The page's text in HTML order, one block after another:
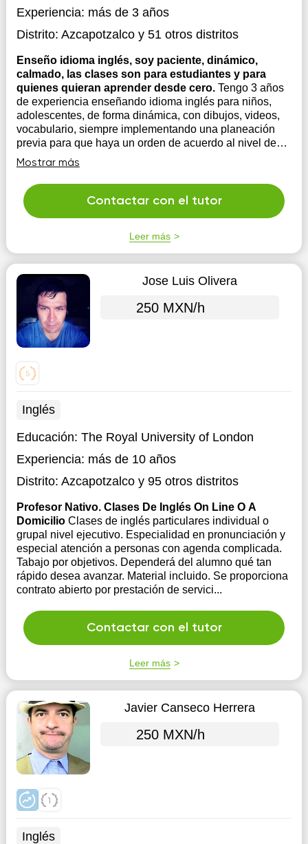
Experiencia: más de 3 años
Distrito: Azcapotzalcoy 51 otros distritos
Enseño idioma inglés, soy paciente, dinámico,
calmado, las clases son para estudiantes y para
quienes quieran aprender desde cero. Tengo 3 años
de experiencia enseñando idioma inglés para niños,
adolescentes, de forma dinámica, con dibujos, videos,
vocabulario, siempre implementando una planeación
previa para que haya un orden de acuerdo al nivel de
cada estudiante.
Mostrar más
Contactar con el tutor
Leer más
Jose Luis Olivera
250 MXN/h
Inglés
Educación: The Royal University of London
Experiencia: más de 10 años
Distrito: Azcapotzalcoy 95 otros distritos
Profesor Nativo. Clases De Inglés On Line O A
Domicilio Clases de inglés particulares individual o
grupal nivel ejecutivo. Especialidad en pronunciación y
especial atención a personas con agenda complicada.
Tabajo por objetivos. Dependerá del alumno qué tan
rápido desea avanzar. Material incluido. Se proporciona
contrato abierto por prestación de servici...
Contactar con el tutor
Leer más
Javier Canseco Herrera
250 MXN/h
Inglés